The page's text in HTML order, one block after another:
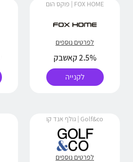
FOX HOME | פוקס הום
לפרטים נוספים
2.5% קאשבק
לקנייה
Golf&co | גולף אנד קו
לפרטים נוספים